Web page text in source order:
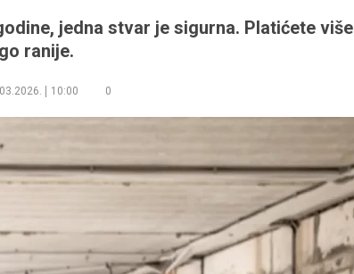
jedna stvar je sigurna. Platićete više
ranije.
10:00 0